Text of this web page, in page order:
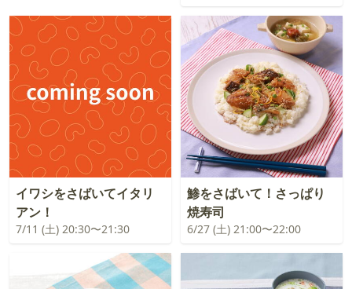
イワシをさばいてイタリ
アン！
7/11 (土) 20:30〜21:30
鯵をさばいて！さっぱり
焼寿司
6/27 (土) 21:00〜22:00